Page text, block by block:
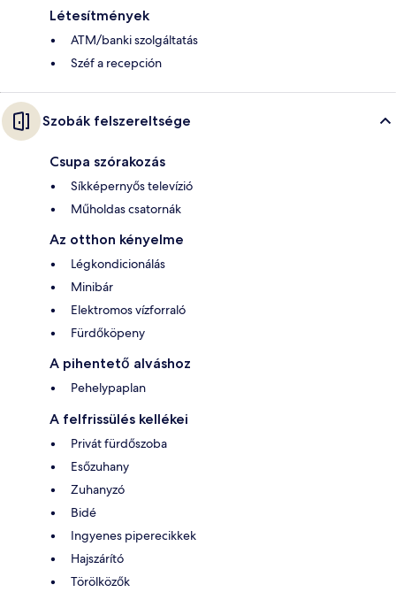
Létesítmények
ATM/banki szolgáltatás
Széf a recepción
Szobák felszereltsége
Csupa szórakozás
Síkképernyős televízió
Műholdas csatornák
Az otthon kényelme
Légkondicionálás
Minibár
Elektromos vízforraló
Fürdőköpeny
A pihentető alváshoz
Pehelypaplan
A felfrissülés kellékei
Privát fürdőszoba
Esőzuhany
Zuhanyzó
Bidé
Ingyenes piperecikkek
Hajszárító
Törölközők